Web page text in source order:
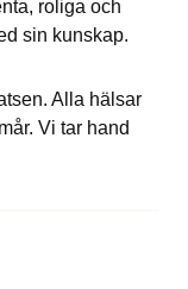
roliga och
sin kunskap.
Alla hälsar
Vi tar hand